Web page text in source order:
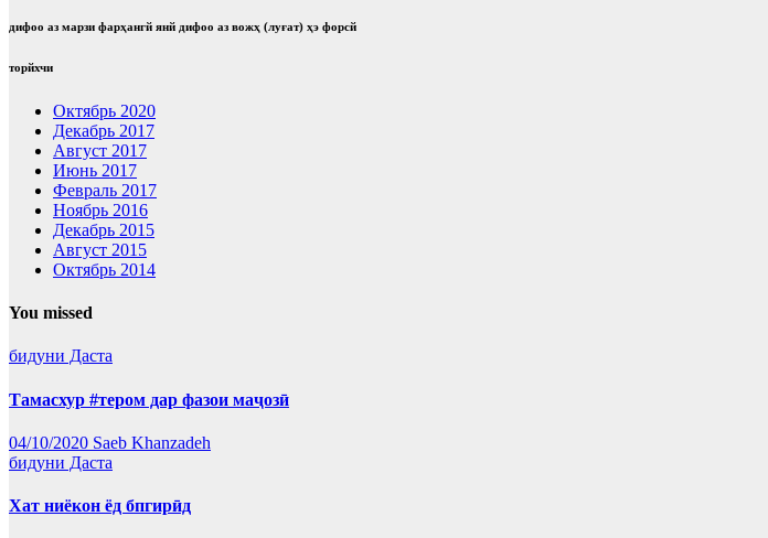
дифоо аз марзи фарҳангй янй дифоо аз вожҳ (луғат) ҳэ форсй
торйхчи
Октябрь 2020
Декабрь 2017
Август 2017
Июнь 2017
Февраль 2017
Ноябрь 2016
Декабрь 2015
Август 2015
Октябрь 2014
You missed
бидуни Даста
Тамасхур #тером дар фазои маҷозӣ
04/10/2020 Saeb Khanzadeh
бидуни Даста
Хат ниёкон ёд бпгирӣд